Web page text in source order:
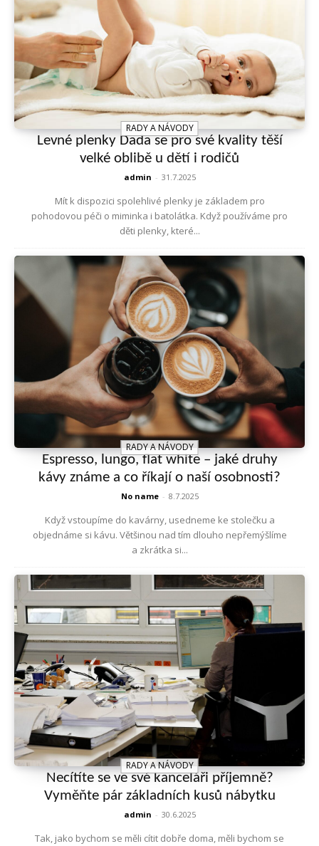
RADY A NÁVODY
Levné plenky Dada se pro své kvality těší
velké oblibě u dětí i rodičů
admin - 31.7.2025
Mít k dispozici spolehlivé plenky je základem pro
pohodovou péči o miminka i batolátka. Když používáme pro
děti plenky, které...
RADY A NÁVODY
Espresso, lungo, flat white – jaké druhy
kávy známe a co říkají o naší osobnosti?
No name - 8.7.2025
Když vstoupíme do kavárny, usedneme ke stolečku a
objednáme si kávu. Většinou nad tím dlouho nepřemýšlíme
a zkrátka si...
RADY A NÁVODY
Necítíte se ve své kanceláři příjemně?
Vyměňte pár základních kusů nábytku
admin - 30.6.2025
Tak, jako bychom se měli cítit dobře doma, měli bychom se